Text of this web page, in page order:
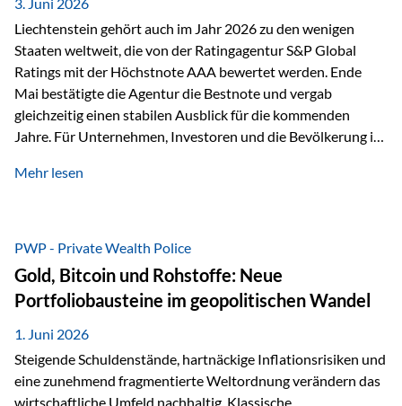
Liechtenstein gehört auch im Jahr 2026 zu den wenigen
Staaten weltweit, die von der Ratingagentur S&P Global
Ratings mit der Höchstnote AAA bewertet werden. Ende
Mai bestätigte die Agentur die Bestnote und vergab
gleichzeitig einen stabilen Ausblick für die kommenden
Jahre. Für Unternehmen, Investoren und die Bevölkerung ist
finanzielle Stabilität des Landes sowie das Vertrauen
trotz Herausforderungen Die weltwirtschaftlichen
Rahmenbedingungen bleiben anspruchsvoll. Geopolitische
Unsicherheiten, eine verhaltene Investitionstätigkeit und
eine schwächere Nachfrage in wichtigen Exportmärkten
beeinflussen auch die liechtensteinische Wirtschaft.
Dennoch sieht…
Mehr lesen
PWP - Private Wealth Police
Gold, Bitcoin und Rohstoffe: Neue
Portfoliobausteine im geopolitischen Wandel
1. Juni 2026
Steigende Schuldenstände, hartnäckige Inflationsrisiken und
eine zunehmend fragmentierte Weltordnung verändern das
wirtschaftliche Umfeld nachhaltig. Klassische